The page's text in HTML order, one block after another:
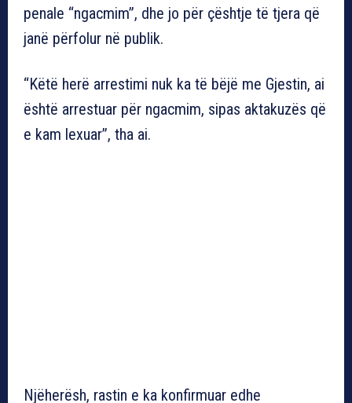
penale “ngacmim”, dhe jo për çështje të tjera që
janë përfolur në publik.
“Këtë herë arrestimi nuk ka të bëjë me Gjestin, ai
është arrestuar për ngacmim, sipas aktakuzës që
e kam lexuar”, tha ai.
Njëherësh, rastin e ka konfirmuar edhe